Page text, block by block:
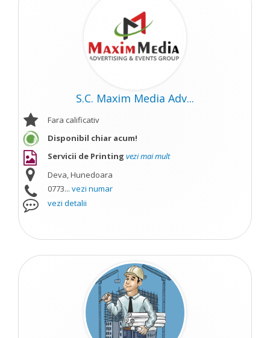
S.C. Maxim Media Adv...
Fara calificativ
Disponibil chiar acum!
Servicii de Printing vezi mai mult
Deva, Hunedoara
0773... vezi numar
vezi detalii